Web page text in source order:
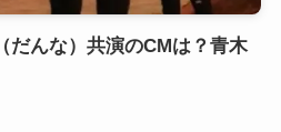
だんな）共演のCMは？青木